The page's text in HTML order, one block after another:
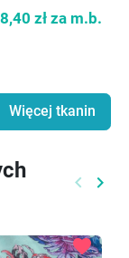
zł za m.b.
Więcej tkanin
keyboard_arrow_left keyboard_arrow_right
favorite